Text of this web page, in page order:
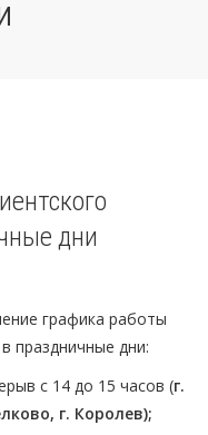
дни
графика работы
праздничные дни:
с 14 до 15 часов (г.
г. Королев);